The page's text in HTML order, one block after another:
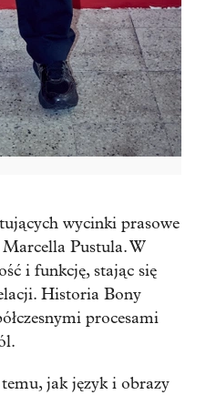
wycinki prasowe
Pustula. W
i funkcję, stając się
Historia Bony
procesami
jak język i obrazy